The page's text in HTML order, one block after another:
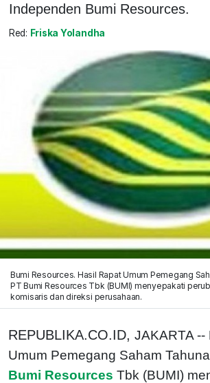
Independen Bumi Resources.
Red: Friska Yolandha
Bumi Resources. Hasil Rapat Umum Pemegang
PT Bumi Resources Tbk (BUMI) menyepakati
komisaris dan direksi perusahaan.
REPUBLIKA.CO.ID, JAKARTA --
Umum Pemegang Saham
Bumi Resources Tbk (BUMI)